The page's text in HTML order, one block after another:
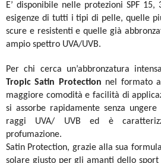
E’ disponibile nelle protezioni SPF
esigenze di tutti i tipi di pelle, quelle
scure e resistenti e quelle già
ampio spettro UVA/UVB.
Per chi cerca un’abbronzatura
Tropic Satin Protection nel formato
maggiore comodità e facilità di
si assorbe rapidamente senza
raggi UVA/ UVB ed è
profumazione.
Satin Protection, grazie alla sua
solare giusto per gli amanti dello